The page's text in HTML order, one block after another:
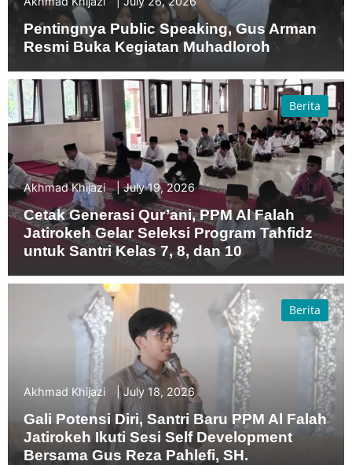
Pentingnya Public Speaking, Gus Arman
Resmi Buka Kegiatan Muhadloroh
Akhmad Khijazi July 19, 2026
Cetak Generasi Qur’ani, PPM Al Falah
Jatirokeh Gelar Seleksi Program Tahfidz
untuk Santri Kelas 7, 8, dan 10
Berita
Akhmad Khijazi July 18, 2026
Gali Potensi Diri, Santri Baru PPM Al Falah
Jatirokeh Ikuti Sesi Self Development
Bersama Gus Reza Pahlefi, SH.
Berita